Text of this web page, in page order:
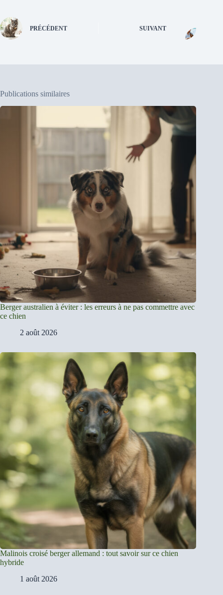
PRÉCÉDENT SUIVANT
Publications similaires
Berger australien à éviter : les erreurs à ne pas commettre avec
ce chien
2 août 2026
Malinois croisé berger allemand : tout savoir sur ce chien
hybride
1 août 2026